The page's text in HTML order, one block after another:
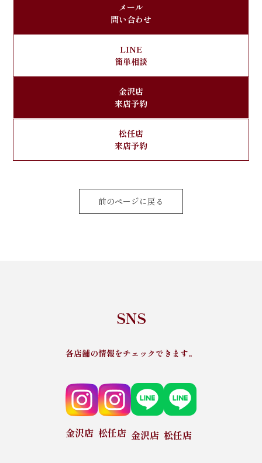
メール
問い合わせ
LINE
簡単相談
金沢店
来店予約
松任店
来店予約
前のページに戻る
SNS
各店舗の情報をチェックできます。
金沢店 松任店 金沢店 松任店